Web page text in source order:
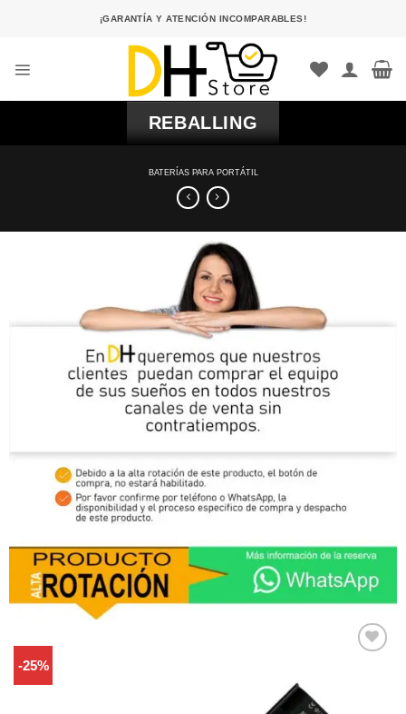
¡GARANTÍA Y ATENCIÓN INCOMPARABLES!
REBALLING
BATERÍAS PARA PORTÁTIL
-25%